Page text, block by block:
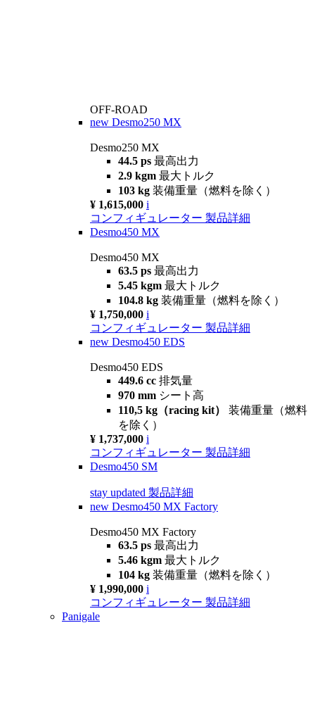
OFF-ROAD
new Desmo250 MX
Desmo250 MX
44.5 ps 最高出力
2.9 kgm 最大トルク
103 kg 装備重量（燃料を除く）
¥ 1,615,000 i
コンフィギュレーター 製品詳細
Desmo450 MX
Desmo450 MX
63.5 ps 最高出力
5.45 kgm 最大トルク
104.8 kg 装備重量（燃料を除く）
¥ 1,750,000 i
コンフィギュレーター 製品詳細
new Desmo450 EDS
Desmo450 EDS
449.6 cc 排気量
970 mm シート高
110,5 kg（racing kit） 装備重量（燃料
を除く）
¥ 1,737,000 i
コンフィギュレーター 製品詳細
Desmo450 SM
stay updated 製品詳細
new Desmo450 MX Factory
Desmo450 MX Factory
63.5 ps 最高出力
5.46 kgm 最大トルク
104 kg 装備重量（燃料を除く）
¥ 1,990,000 i
コンフィギュレーター 製品詳細
Panigale